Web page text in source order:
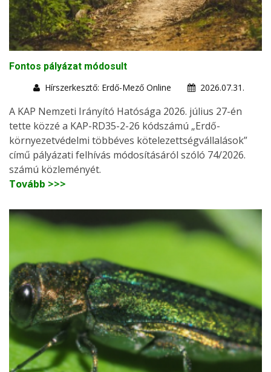
Fontos pályázat módosult
Hírszerkesztő: Erdő-Mező Online
2026.07.31.
A KAP Nemzeti Irányító Hatósága 2026. július 27-én
tette közzé a KAP-RD35-2-26 kódszámú „Erdő-
környezetvédelmi többéves kötelezettségvállalások”
című pályázati felhívás módosításáról szóló 74/2026.
számú közleményét.
Tovább >>>